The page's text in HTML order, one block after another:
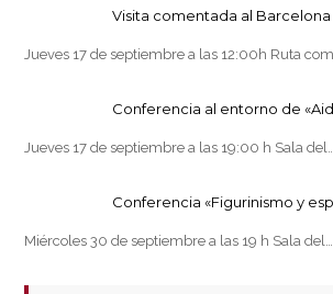
Visita comentada al
Jueves 17 de septiembre a las 12:00h Ruta
Conferencia al entorno de
Jueves 17 de septiembre a las 19:00 h Sala del…
Conferencia «Figurinismo y
Miércoles 30 de septiembre a las 19 h Sala del…